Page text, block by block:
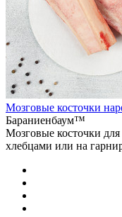
Мозговые косточки
Бараниенбаум™
Мозговые косточки
хлебцами или на